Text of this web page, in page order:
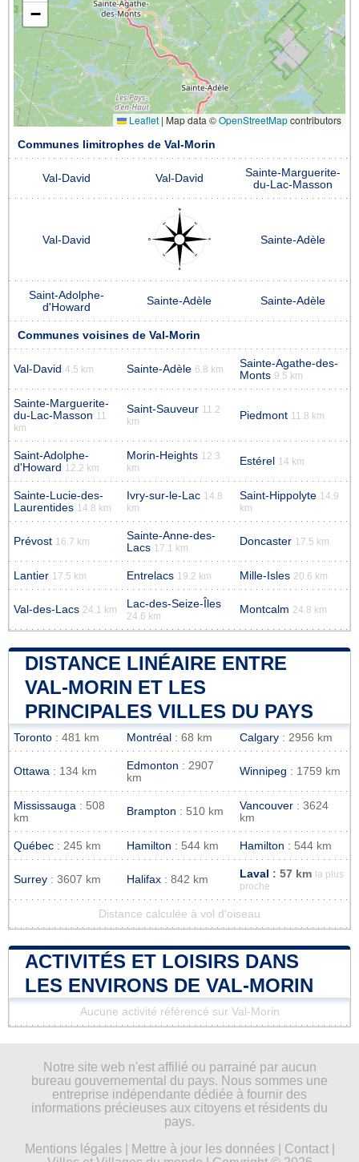
−
Leaflet | Map data ©OpenStreetMapcontributors
Communes limitrophes de Val-Morin
Val-David Val-David
Sainte-Marguerite-
du-Lac-Masson
Val-David Sainte-Adèle
Saint-Adolphe-
d'Howard
Sainte-Adèle Sainte-Adèle
Communes voisines de Val-Morin
Val-David 4.5 km Sainte-Adèle 6.8 km
Sainte-Agathe-des-
Monts 9.5 km
Sainte-Marguerite-
du-Lac-Masson 11
km
Saint-Sauveur 11.2
km
Piedmont 11.8 km
Saint-Adolphe-
d'Howard 12.2 km
Morin-Heights 12.3
km
Estérel 14 km
Sainte-Lucie-des-
Laurentides 14.8 km
Ivry-sur-le-Lac 14.8
km
Saint-Hippolyte 14.9
km
Prévost 16.7 km
Sainte-Anne-des-
Lacs 17.1 km
Doncaster 17.5 km
Lantier 17.5 km Entrelacs 19.2 km Mille-Isles 20.6 km
Val-des-Lacs 24.1 km Lac-des-Seize-Îles
24.6 km
Montcalm 24.8 km
DISTANCE LINÉAIRE ENTRE
VAL-MORIN ET LES
PRINCIPALES VILLES DU PAYS
Toronto : 481 km Montréal : 68 km Calgary : 2956 km
Ottawa : 134 km Edmonton : 2907
km
Winnipeg : 1759 km
Mississauga : 508
km
Brampton : 510 km Vancouver : 3624
km
Québec : 245 km Hamilton : 544 km Hamilton : 544 km
Surrey : 3607 km Halifax : 842 km Laval : 57 km
la plus
proche
Distance calculée à vol d'oiseau
ACTIVITÉS ET LOISIRS DANS
LES ENVIRONS DE VAL-MORIN
Aucune activité référencé sur Val-Morin
Notre site web n'est affilié ou parrainé par aucun
bureau gouvernemental du pays. Nous sommes une
entreprise indépendante dédiée à fournir des
informations précieuses aux citoyens et résidents du
pays.
Mentions légales| Mettre à jour les données| Contact|